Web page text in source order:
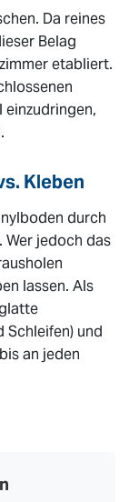
Da reines
Belag
etabliert.
einzudringen,
Kleben
durch
Wer jedoch das
lassen. Als
Schleifen) und
an jeden